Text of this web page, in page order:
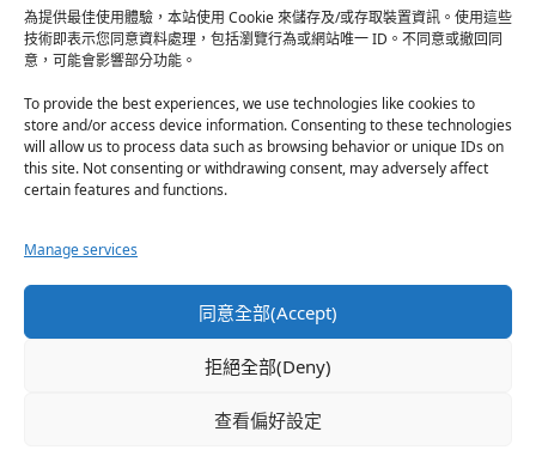
為提供最佳使用體驗，本站使用 Cookie 來儲存及/或存取裝置資訊。使用這些
技術即表示您同意資料處理，包括瀏覽行為或網站唯一 ID。不同意或撤回同
意，可能會影響部分功能。
To provide the best experiences, we use technologies like cookies to
store and/or access device information. Consenting to these technologies
will allow us to process data such as browsing behavior or unique IDs on
this site. Not consenting or withdrawing consent, may adversely affect
certain features and functions.
Manage services
同意全部(Accept)
拒絕全部(Deny)
查看偏好設定
熱帶魚·2026-06-22
之前看到網路上有人說灰二自私情勒大家陪他圓夢，但
真…
於『強風吹拂』
珊·2026-06-18
第…
於『白領羽球部』